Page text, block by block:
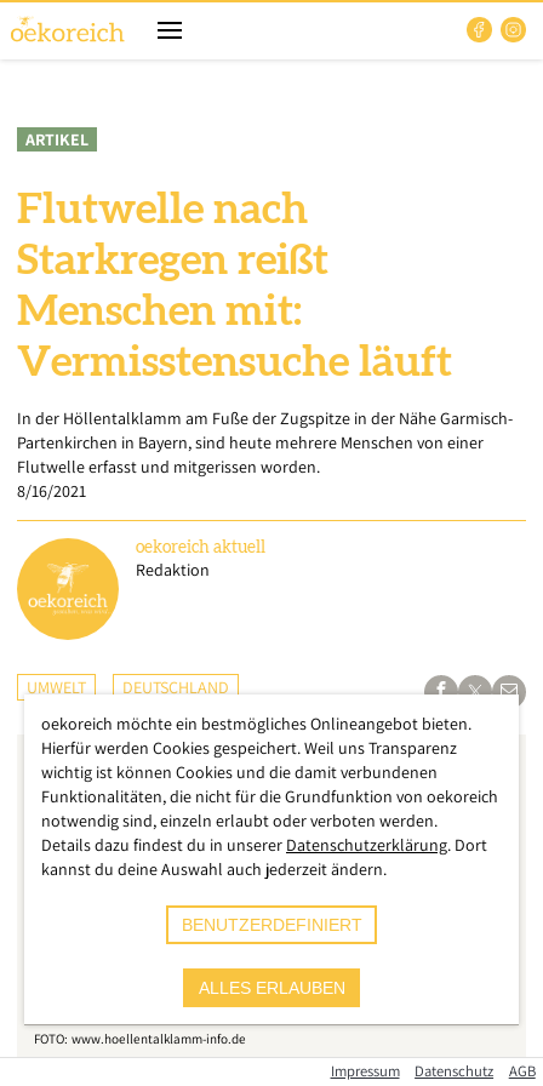
ARTIKEL
Flutwelle nach
Starkregen reißt
Menschen mit:
Vermisstensuche läuft
In der Höllentalklamm am Fuße der Zugspitze in der Nähe Garmisch-
Partenkirchen in Bayern, sind heute mehrere Menschen von einer
Flutwelle erfasst und mitgerissen worden.
8/16/2021
oekoreich aktuell
Redaktion
UMWELT DEUTSCHLAND
www.hoellentalklamm-info.de
Impressum Datenschutz AGB
oekoreich möchte ein bestmögliches Onlineangebot bieten.
Hierfür werden Cookies gespeichert. Weil uns Transparenz
wichtig ist können Cookies und die damit verbundenen
Funktionalitäten, die nicht für die Grundfunktion von oekoreich
notwendig sind, einzeln erlaubt oder verboten werden.
Details dazu findest du in unserer Datenschutzerklärung. Dort
kannst du deine Auswahl auch jederzeit ändern.
BENUTZERDEFINIERT
ALLES ERLAUBEN